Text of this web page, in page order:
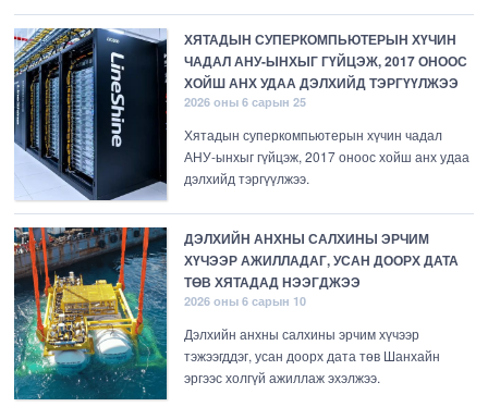
ХЯТАДЫН СУПЕРКОМПЬЮТЕРЫН ХҮЧИН
ЧАДАЛ АНУ-ЫНХЫГ ГҮЙЦЭЖ, 2017 ОНООС
ХОЙШ АНХ УДАА ДЭЛХИЙД ТЭРГҮҮЛЖЭЭ
2026 оны 6 сарын 25
Хятадын суперкомпьютерын хүчин чадал
АНУ-ынхыг гүйцэж, 2017 оноос хойш анх удаа
дэлхийд тэргүүлжээ.
ДЭЛХИЙН АНХНЫ САЛХИНЫ ЭРЧИМ
ХҮЧЭЭР АЖИЛЛАДАГ, УСАН ДООРХ ДАТА
ТӨВ ХЯТАДАД НЭЭГДЖЭЭ
2026 оны 6 сарын 10
Дэлхийн анхны салхины эрчим хүчээр
тэжээгддэг, усан доорх дата төв Шанхайн
эргээс холгүй ажиллаж эхэлжээ.